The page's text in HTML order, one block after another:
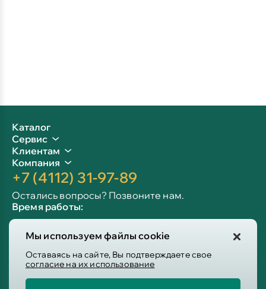
Мы используем файлы cookie
Оставаясь на сайте, Вы подтверждаете свое
согласие на их использование
Каталог
Сервис
Клиентам
Компания
+7 (4112) 31-97-89
Остались вопросы? Позвоните нам.
Время работы:
Сб-вс: 10:00 - 19:00
Info@victoria-mebel.ru